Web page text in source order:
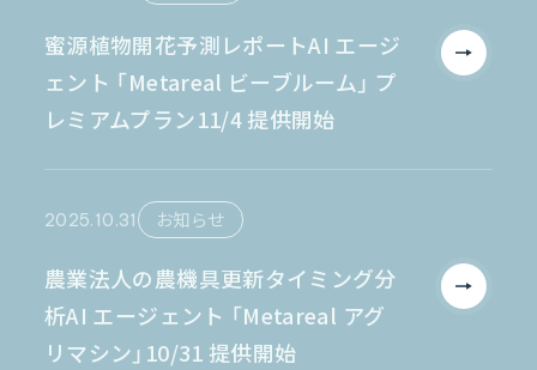
蜜源植物開花予測レポートAI エージ
ェント 「Metareal ビーブルーム」 プ
レミアムプラン11/4 提供開始
2025.10.31 お知らせ
農業法人の農機具更新タイミング分
析AI エージェント 「Metareal アグ
リマシン」10/31 提供開始